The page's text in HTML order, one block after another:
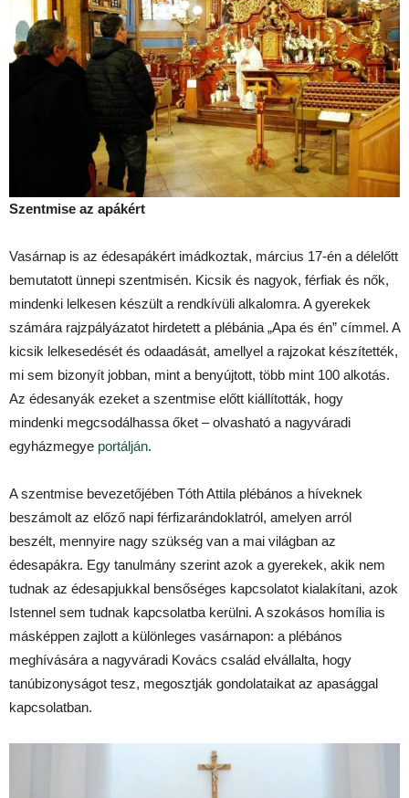
Szentmise az apákért
Vasárnap is az édesapákért imádkoztak, március 17-én a délelőtt
bemutatott ünnepi szentmisén. Kicsik és nagyok, férfiak és nők,
mindenki lelkesen készült a rendkívüli alkalomra. A gyerekek
számára rajzpályázatot hirdetett a plébánia „Apa és én” címmel. A
kicsik lelkesedését és odaadását, amellyel a rajzokat készítették,
mi sem bizonyít jobban, mint a benyújtott, több mint 100 alkotás.
Az édesanyák ezeket a szentmise előtt kiállították, hogy
mindenki megcsodálhassa őket – olvasható a nagyváradi
egyházmegye portálján.
A szentmise bevezetőjében Tóth Attila plébános a híveknek
beszámolt az előző napi férfizarándoklatról, amelyen arról
beszélt, mennyire nagy szükség van a mai világban az
édesapákra. Egy tanulmány szerint azok a gyerekek, akik nem
tudnak az édesapjukkal bensőséges kapcsolatot kialakítani, azok
Istennel sem tudnak kapcsolatba kerülni. A szokásos homília is
másképpen zajlott a különleges vasárnapon: a plébános
meghívására a nagyváradi Kovács család elvállalta, hogy
tanúbizonyságot tesz, megosztják gondolataikat az apasággal
kapcsolatban.